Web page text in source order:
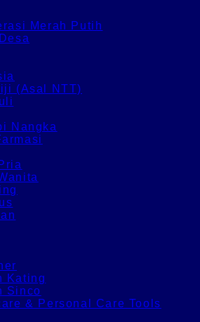
Merah Putih
(Asal NTT)
Nangka
Kating
Sinco
& Personal Care Tools